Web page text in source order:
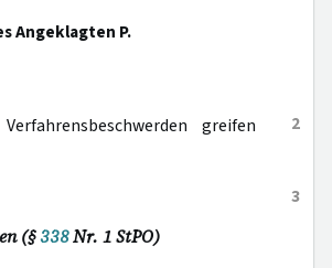
Angeklagten P.
2
greifen
3
(§338Nr. 1 StPO)